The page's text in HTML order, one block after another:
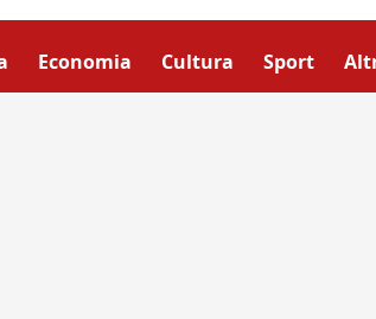
Economia Cultura Sport